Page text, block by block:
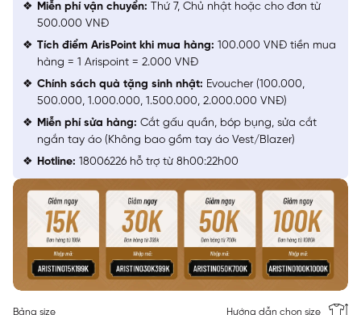
Bảng size Hướng dẫn chọn size
Miễn phí vận chuyển: Thứ 7, Chủ nhật hoặc cho đơn từ
500.000 VNĐ
Tích điểm ArisPoint khi mua hàng: 100.000 VNĐ tiền mua
hàng = 1 Arispoint = 2.000 VNĐ
Chính sách quà tặng sinh nhật: Evoucher (100.000,
500.000, 1.000.000, 1.500.000, 2.000.000 VNĐ)
Miễn phí sửa hàng: Cắt gấu quần, bóp bụng, sửa cắt
ngắn tay áo (Không bao gồm tay áo Vest/Blazer)
Hotline: 18006226 hỗ trợ từ 8h00:22h00